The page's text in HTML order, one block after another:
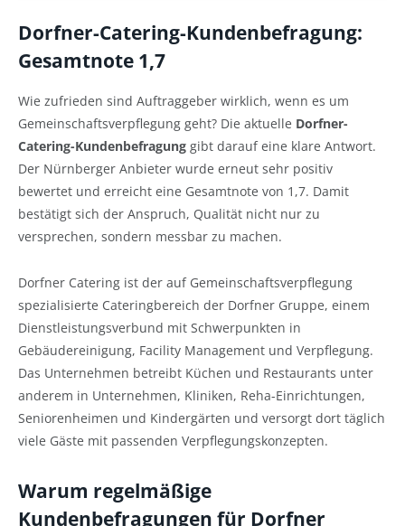
Dorfner-Catering-Kundenbefragung:
Gesamtnote 1,7
Wie zufrieden sind Auftraggeber wirklich, wenn es um
Gemeinschaftsverpflegung geht? Die aktuelle Dorfner-
Catering-Kundenbefragung gibt darauf eine klare Antwort.
Der Nürnberger Anbieter wurde erneut sehr positiv
bewertet und erreicht eine Gesamtnote von 1,7. Damit
bestätigt sich der Anspruch, Qualität nicht nur zu
versprechen, sondern messbar zu machen.
Dorfner Catering ist der auf Gemeinschaftsverpflegung
spezialisierte Cateringbereich der Dorfner Gruppe, einem
Dienstleistungsverbund mit Schwerpunkten in
Gebäudereinigung, Facility Management und Verpflegung.
Das Unternehmen betreibt Küchen und Restaurants unter
anderem in Unternehmen, Kliniken, Reha-Einrichtungen,
Seniorenheimen und Kindergärten und versorgt dort täglich
viele Gäste mit passenden Verpflegungskonzepten.
Warum regelmäßige
Kundenbefragungen für Dorfner